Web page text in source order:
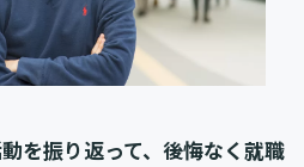
を振り返って、後悔なく就職